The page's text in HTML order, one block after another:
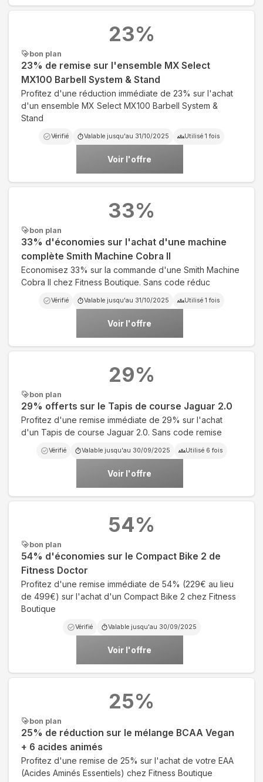
bon plan
23% de remise sur l'ensemble MX Select
MX100 Barbell System & Stand
Profitez d'une réduction immédiate de 23% sur l'achat
d'un ensemble MX Select MX100 Barbell System &
Stand
Vérifié Valable jusqu'au 31/10/2025 Utilisé 1 fois
Voir l'offre
23%
bon plan
33% d'économies sur l'achat d'une machine
complète Smith Machine Cobra II
Economisez 33% sur la commande d'une Smith Machine
Cobra II chez Fitness Boutique. Sans code réduc
Vérifié Valable jusqu'au 31/10/2025 Utilisé 1 fois
Voir l'offre
33%
bon plan
29% offerts sur le Tapis de course Jaguar 2.0
Profitez d'une remise immédiate de 29% sur l'achat
d'un Tapis de course Jaguar 2.0. Sans code remise
Vérifié Valable jusqu'au 30/09/2025 Utilisé 6 fois
Voir l'offre
29%
bon plan
54% d'économies sur le Compact Bike 2 de
Fitness Doctor
Profitez d'une remise immédiate de 54% (229€ au lieu
de 499€) sur l'achat d'un Compact Bike 2 chez Fitness
Boutique
Vérifié Valable jusqu'au 30/09/2025
Voir l'offre
54%
bon plan
25% de réduction sur le mélange BCAA Vegan
+ 6 acides animés
Profitez d'une remise de 25% sur l'achat de votre EAA
(Acides Aminés Essentiels) chez Fitness Boutique
25%